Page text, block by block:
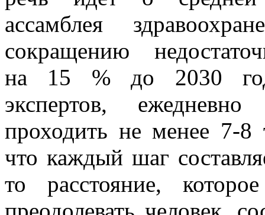
ассамблея
сокращению
на 15 % до 2030
экспертов,
проходить не менее 7-8
что каждый шаг
то расстояние,